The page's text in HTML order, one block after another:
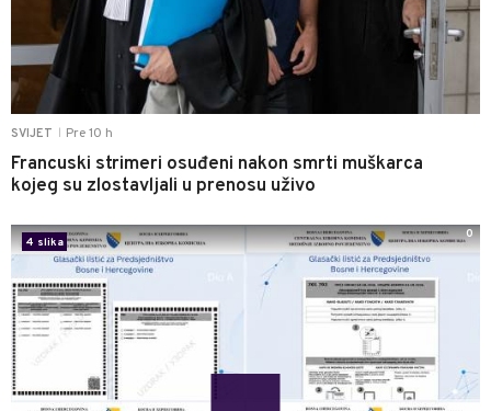
SVIJET Pre 10 h
Francuski strimeri osuđeni nakon smrti muškarca
kojeg su zlostavljali u prenosu uživo
4 slika
0